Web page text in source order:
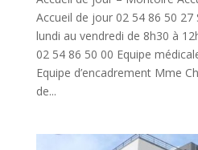
Accueil de jour 02 54 86 50 27
lundi au vendredi de 8h30 à
02 54 86 50 00 Equipe
Equipe d’encadrement Mme
de...